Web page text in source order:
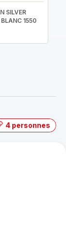
SILVER
1550
4 personnes